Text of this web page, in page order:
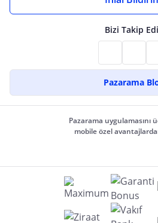
Bizi Takip
Pazarama
Pazarama uygulamasını
mobile özel